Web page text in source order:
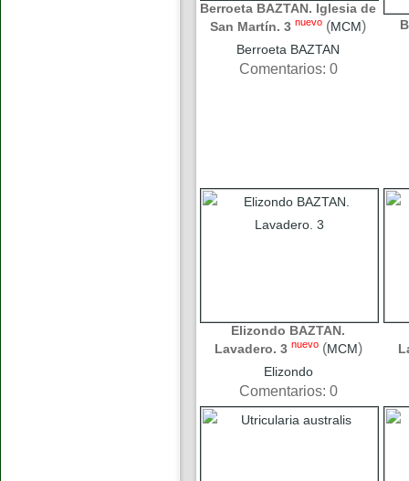
Berroeta BAZTAN. Iglesia de
San Martín. 3 nuevo (MCM)
Berroeta BAZTAN
Comentarios: 0
Elizondo BAZTAN.
Lavadero. 3 nuevo (MCM)
Elizondo
Comentarios: 0